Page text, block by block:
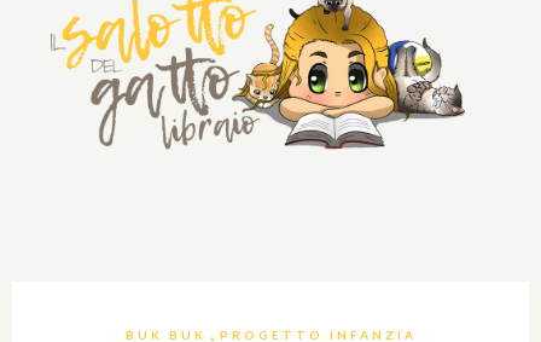
BUK BUK , PROGETTO INFANZIA